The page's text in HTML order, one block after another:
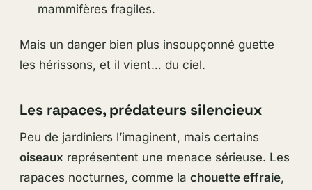
mammifères fragiles.
Mais un danger bien plus insoupçonné guette
les hérissons, et il vient… du ciel.
Les rapaces, prédateurs silencieux
Peu de jardiniers l’imaginent, mais certains
oiseaux représentent une menace sérieuse. Les
rapaces nocturnes, comme la chouette effraie,